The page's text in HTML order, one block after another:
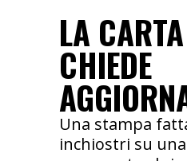
LA
CHIEDE
Una stampa
inchiostri su